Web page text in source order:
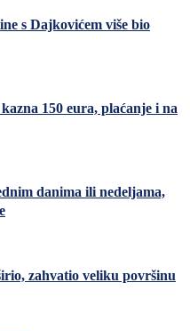
s Dajkovićem više bio
150 eura, plaćanje i na
danima ili nedeljama,
zahvatio veliku površinu